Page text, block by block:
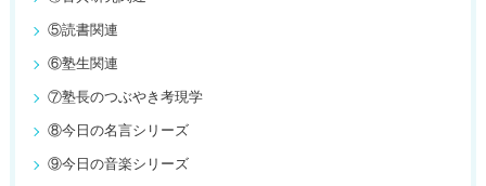
⑤読書関連
⑥塾生関連
⑦塾長のつぶやき考現学
⑧今日の名言シリーズ
⑨今日の音楽シリーズ